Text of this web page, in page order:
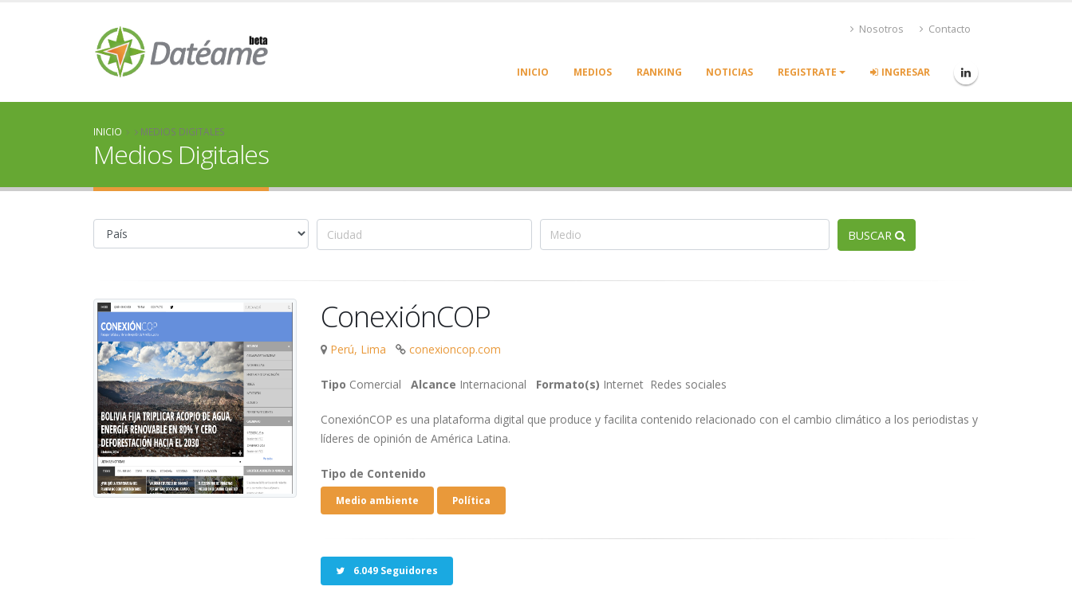
Nosotros Contacto
INICIO MEDIOS RANKING NOTICIAS REGISTRATE INGRESAR
INICIO MEDIOS DIGITALES
Medios Digitales
BUSCAR
ConexiónCOP
Perú, Lima conexioncop.com
Tipo Comercial Alcance Internacional Formato(s) Internet Redes sociales
ConexiónCOP es una plataforma digital que produce y facilita contenido relacionado con el cambio climático a los periodistas y
líderes de opinión de América Latina.
Tipo de Contenido
Medio ambiente Política
6.049 Seguidores